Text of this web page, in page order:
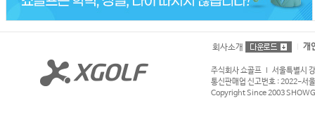
회사소개 개
주식회사 쇼골프 l 서울특별시
통신판매업 신고번호 : 2022-
Copyright Since 2003